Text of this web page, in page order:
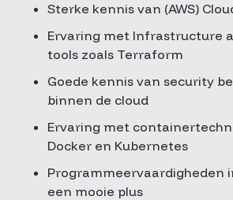
Sterke kennis van (AWS)
Ervaring met Infrastructure
tools zoals Terraform
Goede kennis van security
binnen de cloud
Ervaring met
Docker en Kubernetes
Programmeervaardigheden
een mooie plus